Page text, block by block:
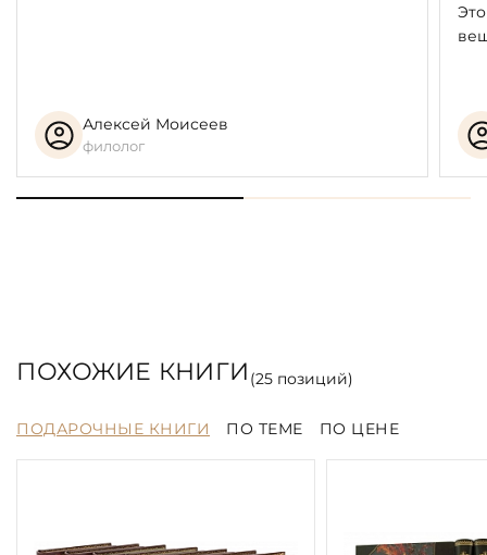
Алексей Моисеев
филолог
ПОХОЖИЕ КНИГИ (25позиций)
ПОДАРОЧНЫЕ КНИГИ ПО ТЕМЕ ПО ЦЕНЕ